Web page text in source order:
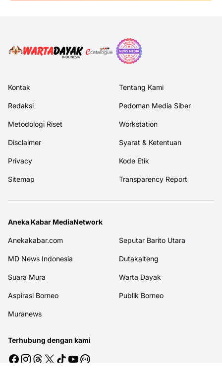
Kontak Tentang Kami
Redaksi Pedoman Media Siber
Metodologi Riset Workstation
Disclaimer Syarat & Ketentuan
Privacy Kode Etik
Sitemap Transparency Report
Aneka Kabar MediaNetwork
Anekakabar.com Seputar Barito Utara
MD News Indonesia Dutakalteng
Suara Mura Warta Dayak
Aspirasi Borneo Publik Borneo
Muranews
Terhubung dengan kami